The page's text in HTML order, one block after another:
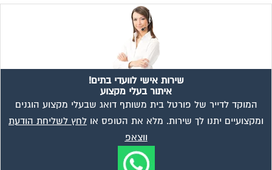
שירות אישי לוועדי בתים!
איתור בעלי מקצוע
המוקד לדייר של פורטל בית משותף דואג שבעלי מקצוע הוגנים
ומקצועיים יתנו לך שירות. מלא את הטופס אולחץ לשליחת הודעת
ווצאפ